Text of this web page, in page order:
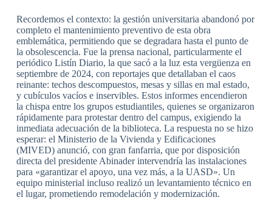
Recordemos el contexto: la gestión universitaria abandonó por
completo el mantenimiento preventivo de esta obra
emblemática, permitiendo que se degradara hasta el punto de
la obsolescencia. Fue la prensa nacional, particularmente el
periódico Listín Diario, la que sacó a la luz esta vergüenza en
septiembre de 2024, con reportajes que detallaban el caos
reinante: techos descompuestos, mesas y sillas en mal estado,
y cubículos vacíos e inservibles. Estos informes encendieron
la chispa entre los grupos estudiantiles, quienes se organizaron
rápidamente para protestar dentro del campus, exigiendo la
inmediata adecuación de la biblioteca. La respuesta no se hizo
esperar: el Ministerio de la Vivienda y Edificaciones
(MIVED) anunció, con gran fanfarria, que por disposición
directa del presidente Abinader intervendría las instalaciones
para «garantizar el apoyo, una vez más, a la UASD». Un
equipo ministerial incluso realizó un levantamiento técnico en
el lugar, prometiendo remodelación y modernización.